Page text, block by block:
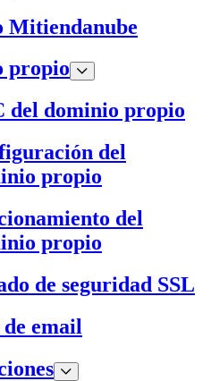
Mitiendanube
propio
del dominio propio
del
propio
del
propio
de seguridad SSL
email